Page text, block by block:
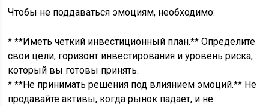
Чтобы не поддаваться эмоциям, необходимо:
* **Иметь четкий инвестиционный план.** Определите
свои цели, горизонт инвестирования и уровень риска,
который вы готовы принять.
* **Не принимать решения под влиянием эмоций.** Не
продавайте активы, когда рынок падает, и не